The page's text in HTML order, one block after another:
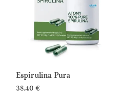
Espirulina Pura
38,40 €